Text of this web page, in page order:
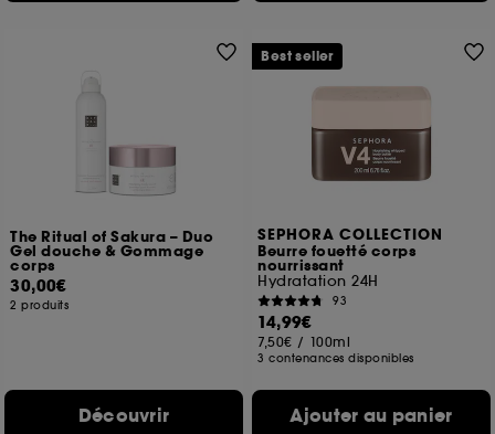
The Ritual of Sakura – Duo
Gel douche & Gommage
corps
30,00€
2 produits
Découvrir
SEPHORA COLLECTION
Beurre fouetté corps
nourrissant
Hydratation 24H
93
14,99€
7,50€ / 100ml
3 contenances disponibles
Ajouter au panier
Best seller